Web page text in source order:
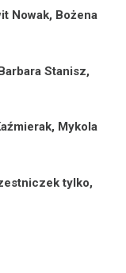
Nowak, Bożena
Stanisz,
Mykola
tylko,